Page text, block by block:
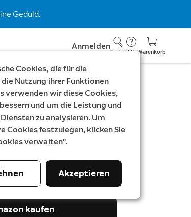
Geduld.
Anmelden
Suche Hilfe Warenkorb
2. Gen.
kaufen
Cookies, die für die
Nutzung ihrer Funktionen
verwenden wir diese Cookies,
und um die Leistung und
zu analysieren. Um
Cookies festzulegen, klicken Sie
verwalten".
Akzeptieren